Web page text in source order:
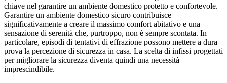
chiave nel garantire un ambiente domestico protetto e confortevole.
Garantire un ambiente domestico sicuro contribuisce
significativamente a creare il massimo comfort abitativo e una
sensazione di serenità che, purtroppo, non è sempre scontata. In
particolare, episodi di tentativi di effrazione possono mettere a dura
prova la percezione di sicurezza in casa. La scelta di infissi progettati
per migliorare la sicurezza diventa quindi una necessità
imprescindibile.